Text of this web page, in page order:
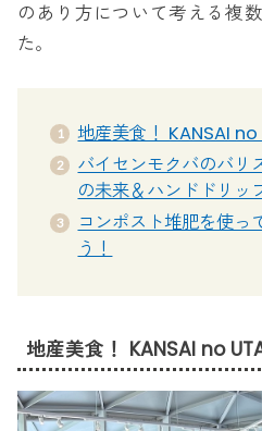
のあり方について考える複
た。
地産美食！ KANSAI no
バイセンモクバのバリ
の未来＆ハンドドリッ
コンポスト堆肥を使っ
う！
地産美食！ KANSAI no